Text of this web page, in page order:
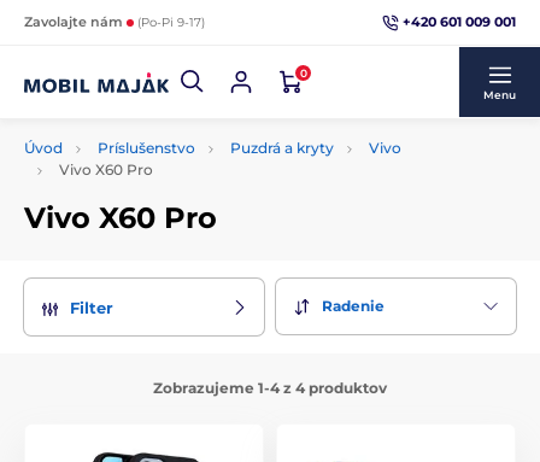
Zavolajte nám (Po-Pi 9-17) +420 601 009 001
0
Menu
Úvod Príslušenstvo Puzdrá a kryty
Vivo
Vivo X60 Pro
Vivo X60 Pro
Filter Radenie
Zobrazujeme 1-4 z 4 produktov